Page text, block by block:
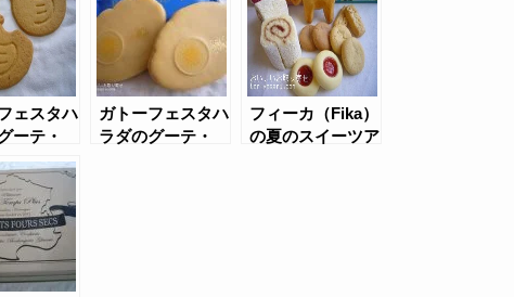
ェスタハ
ーテ・
ンセス
ガトーフェスタハ
ラダのグーテ・
フィーカ（Fika）
の夏のスイーツア